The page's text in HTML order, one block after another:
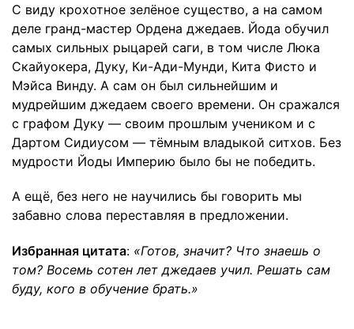
С виду крохотное зелёное существо, а на самом
деле гранд-мастер Ордена джедаев. Йода обучил
самых сильных рыцарей саги, в том числе Люка
Скайуокера, Дуку, Ки-Ади-Мунди, Кита Фисто и
Мэйса Винду. А сам он был сильнейшим и
мудрейшим джедаем своего времени. Он сражался
с графом Дуку — своим прошлым учеником и с
Дартом Сидиусом — тёмным владыкой ситхов. Без
мудрости Йоды Империю было бы не победить.
А ещё, без него не научились бы говорить мы
забавно слова переставляя в предложении.
Избранная цитата: «Готов, значит? Что знаешь о
том? Восемь сотен лет джедаев учил. Решать сам
буду, кого в обучение брать.»